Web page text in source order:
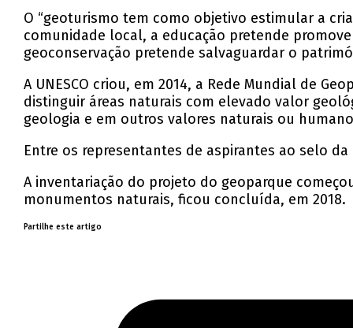
O “geoturismo tem como objetivo estimular a
comunidade local, a educação pretende
geoconservação pretende salvaguardar o
A UNESCO criou, em 2014, a Rede Mundial de
distinguir áreas naturais com elevado valor
geologia e em outros valores naturais ou
Entre os representantes de aspirantes ao selo
A inventariação do projeto do geoparque
monumentos naturais, ficou concluída, em 2018.
Partilhe este artigo